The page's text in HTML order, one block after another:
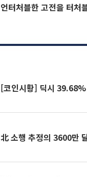
언터처블한 고전을 터처
[코인시황] 딕시
北 소행 추정의 3600만